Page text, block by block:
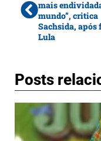
mais
mundo”, critica
Sachsida, após
Lula
Posts